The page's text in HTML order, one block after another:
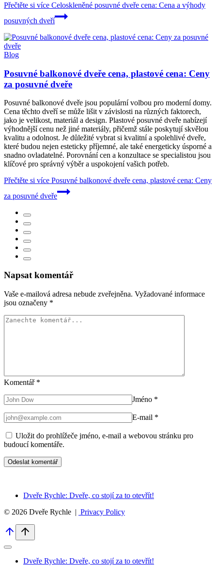
Přečtěte si více Celoskleněné posuvné dveře cena: Cena a výhody
posuvných dveří
Blog
Posuvné balkonové dveře cena, plastové cena: Ceny
za posuvné dveře
Posuvné balkonové dveře jsou populární volbou pro moderní domy.
Cena těchto dveří se může lišit v závislosti na různých faktorech,
jako je velikost, materiál a design. Plastové posuvné dveře nabízejí
výhodnější cenu než jiné materiály, přičemž stále poskytují skvělou
kvalitu a odolnost. Je důležité vybrat si kvalitní a spolehlivé dveře,
které budou nejen esteticky příjemné, ale také energeticky úsporné a
snadno ovladatelné. Porovnání cen a konzultace se specialistou jsou
klíčové pro správný výběr a uspokojení vašich potřeb.
Přečtěte si více Posuvné balkonové dveře cena, plastové cena: Ceny
za posuvné dveře
Napsat komentář
Vaše e-mailová adresa nebude zveřejněna. Vyžadované informace
jsou označeny *
Komentář *
Jméno *
E-mail *
Uložit do prohlížeče jméno, e-mail a webovou stránku pro
budoucí komentáře.
Dveře Rychle: Dveře, co stojí za to otevřít!
© 2026 Dveře Rychle | Privacy Policy
Dveře Rychle: Dveře, co stojí za to otevřít!